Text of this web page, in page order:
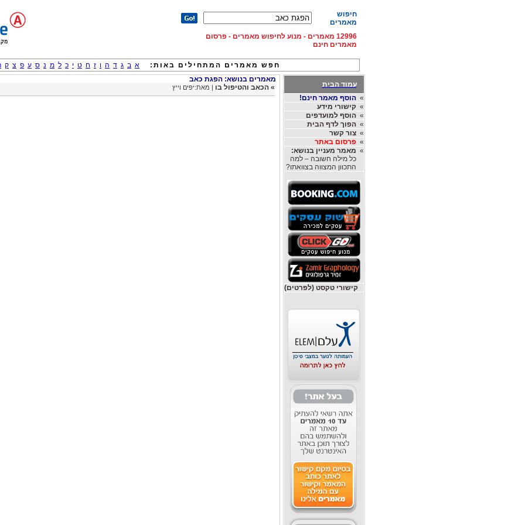
חיפוש
מאמרים
12996 מאמרים - מנוע לחיפוש מאמרים - פרסום
מאמרים חינם
חפש מאמרים המתחילים באות: א ב ג ד ה ו ז ח ט י כ ל מ נ ס ע פ צ ק
עמוד הבית
»הוסף מאמר חינם!
»קישורי מידע
»הוסף למועדפים
»הפוך לדף הבית
»צור קשר
»פרסום באתר
» מאמר מעניין בנושא:
כל מילה חשובה – למה
התכוון המצווה בצוואתו?
קישורי טקסט (לפרטים)
מאמרים בנושא: הפגת כאב
» הכאב והטיפול בו | מאת:יפים וייץ